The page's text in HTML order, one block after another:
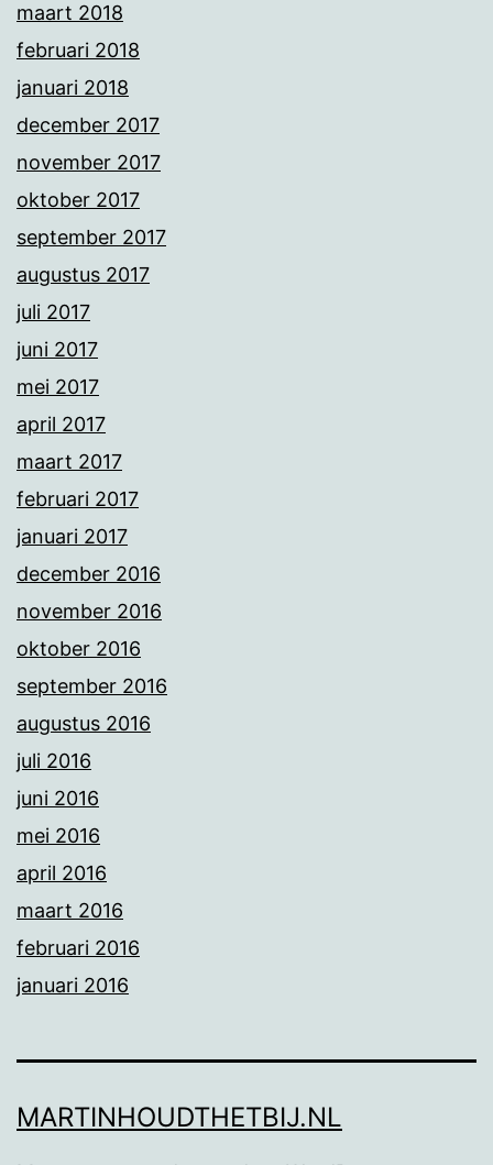
maart 2018
februari 2018
januari 2018
december 2017
november 2017
oktober 2017
september 2017
augustus 2017
juli 2017
juni 2017
mei 2017
april 2017
maart 2017
februari 2017
januari 2017
december 2016
november 2016
oktober 2016
september 2016
augustus 2016
juli 2016
juni 2016
mei 2016
april 2016
maart 2016
februari 2016
januari 2016
MARTINHOUDTHETBIJ.NL